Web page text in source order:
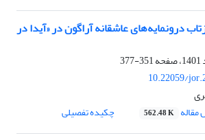
درونمایه‌های عاشقانه آراگون در «آیدا در
351-377
10.22059/
562.48 K چکیده تفصیلی